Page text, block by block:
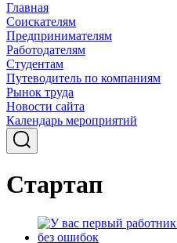
Главная
Соискателям
Предпринимателям
Работодателям
Студентам
Путеводитель по компаниям
Рынок труда
Новости сайта
Календарь мероприятий
Стартап